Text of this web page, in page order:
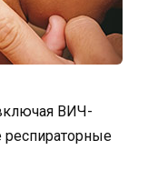
ВИЧ-
респираторные